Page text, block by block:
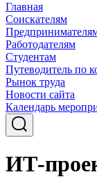
Главная
Соискателям
Работодателям
Студентам
Путеводитель по
Рынок труда
Новости сайта
Календарь
ИТ-